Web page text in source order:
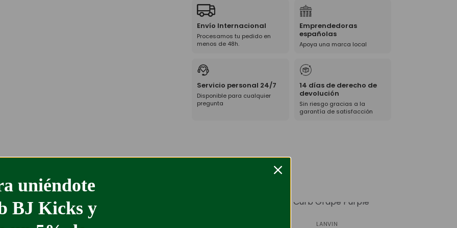
Envío Internacional
Procesamos tu pedido en
menos de 48h.
Emprendedoras
españolas
Apoya una marca local
Servicio personal 24/7
Disponible para cualquier
pregunta
14 días de derecho de
devolución
Sin riesgo gracias a la
garantía de satisfacción
LANVIN
uniéndote
BJ Kicks y